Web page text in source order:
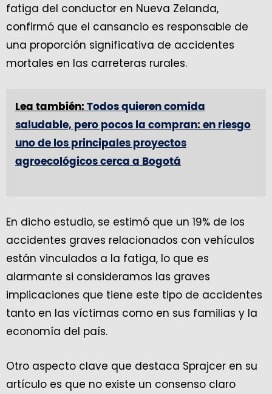
fatiga del conductor en Nueva Zelanda,
confirmó que el cansancio es responsable de
una proporción significativa de accidentes
mortales en las carreteras rurales.
Lea también: Todos quieren comida
saludable, pero pocos la compran: en riesgo
uno de los principales proyectos
agroecológicos cerca a Bogotá
En dicho estudio, se estimó que un 19% de los
accidentes graves relacionados con vehículos
están vinculados a la fatiga, lo que es
alarmante si consideramos las graves
implicaciones que tiene este tipo de accidentes
tanto en las víctimas como en sus familias y la
economía del país.
Otro aspecto clave que destaca Sprajcer en su
artículo es que no existe un consenso claro